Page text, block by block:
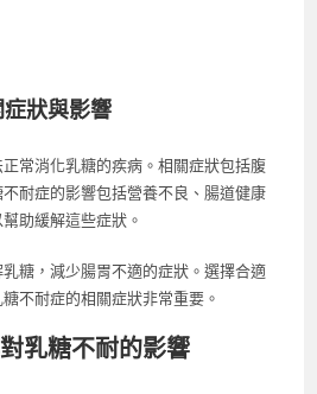
狀與影響
常消化乳糖的疾病。相關症狀包括腹
耐症的影響包括營養不良、腸道健康
助緩解這些症狀。
糖，減少腸胃不適的症狀。選擇合適
不耐症的相關症狀非常重要。
乳糖不耐的影響